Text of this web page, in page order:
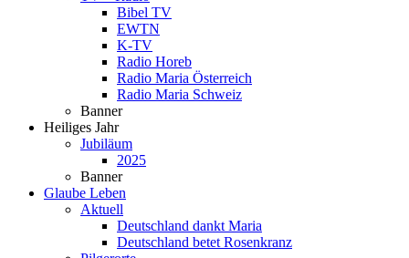
Bibel TV
EWTN
K-TV
Radio Horeb
Radio Maria Österreich
Radio Maria Schweiz
Banner
Heiliges Jahr
Jubiläum
2025
Banner
Glaube Leben
Aktuell
Deutschland dankt Maria
Deutschland betet Rosenkranz